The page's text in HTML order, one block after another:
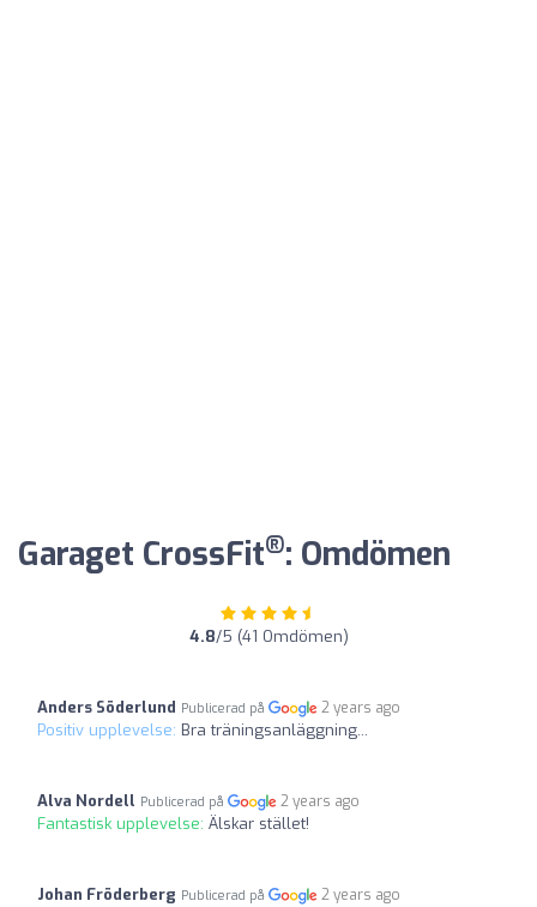
Garaget CrossFit®: Omdömen
4.8/5 (41 Omdömen)
Anders Söderlund Publicerad på 2 years ago
Positiv upplevelse: Bra träningsanläggning...
Alva Nordell Publicerad på 2 years ago
Fantastisk upplevelse: Älskar stället!
Johan Fröderberg Publicerad på 2 years ago